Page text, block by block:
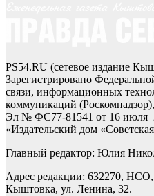
PS54.RU (сетевое издание
Зарегистрировано
связи, информационных
коммуникаций
Эл № ФС77-81541 от 16 июля
«Издательский дом
Главный редактор: Юлия
Адрес редакции: 632270,
Кыштовка, ул. Ленина, 32.